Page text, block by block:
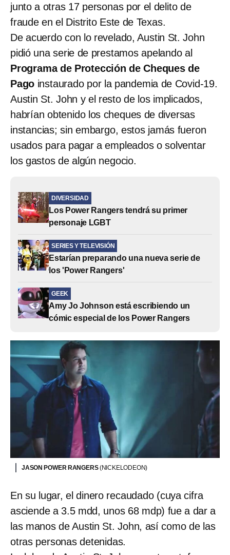
junto a otras 17 personas por el delito de
fraude en el Distrito Este de Texas.
De acuerdo con lo revelado, Austin St. John
pidió una serie de prestamos apelando al
Programa de Protección de Cheques de
Pago instaurado por la pandemia de Covid-19.
Austin St. John y el resto de los implicados,
habrían obtenido los cheques de diversas
instancias; sin embargo, estos jamás fueron
usados para pagar a empleados o solventar
los gastos de algún negocio.
DIVERSIDAD
Los Power Rangers tendrá su primer
personaje LGBT
SERIES Y TELEVISIÓN
Estarían preparando una nueva serie de
los 'Power Rangers'
GEEK
Amy Jo Johnson está escribiendo un
cómic especial de los Power Rangers
JASON POWER RANGERS(NICKELODEON)
En su lugar, el dinero recaudado (cuya cifra
asciende a 3.5 mdd, unos 68 mdp) fue a dar a
las manos de Austin St. John, así como de las
otras personas detenidas.